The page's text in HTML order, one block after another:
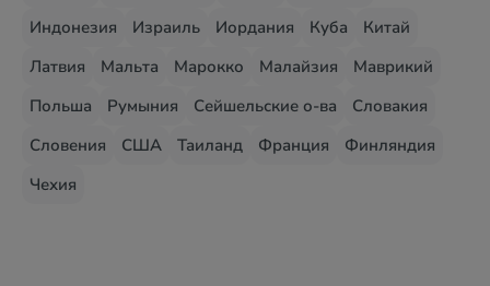
Индонезия
Израиль Иордания Куба
Китай
Латвия
Мальта Марокко Малайзия
Маврикий
Польша
Румыния Сейшельские о-ва
Словакия
Словения
США Таиланд Франция
Финляндия
Чехия